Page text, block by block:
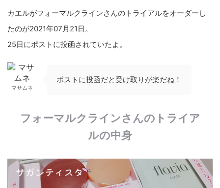
カエルがフォーマルクラインさんのトライアルをオーダーし
たのが2021年07月21日。
25日にポストに投函されていたよ。
マサムネ
ポストに投函だと受け取りが楽だね！
フォーマルクラインさんのトライア
ルの中身